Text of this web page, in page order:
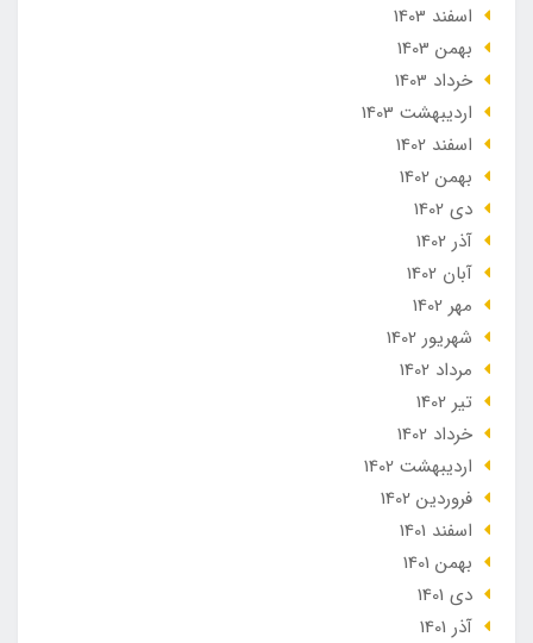
اسفند 1403
بهمن 1403
خرداد 1403
ارديبهشت 1403
اسفند 1402
بهمن 1402
دی 1402
آذر 1402
آبان 1402
مهر 1402
شهریور 1402
مرداد 1402
تير 1402
خرداد 1402
ارديبهشت 1402
فروردین 1402
اسفند 1401
بهمن 1401
دی 1401
آذر 1401